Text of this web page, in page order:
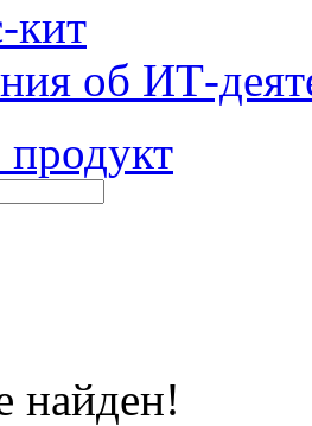
кит
об ИТ-
найден!